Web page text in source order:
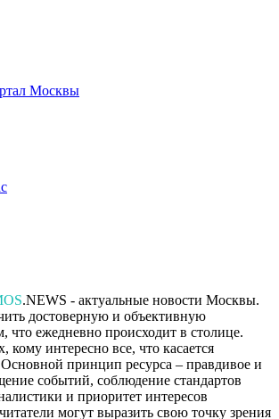
Москвы
.NEWS - актуальные новости Москвы.
достоверную и объективную
ежедневно происходит в столице.
кому интересно все, что касается
принцип ресурса – правдивое и
событий, соблюдение стандартов
и приоритет интересов
могут выразить свою точку зрения